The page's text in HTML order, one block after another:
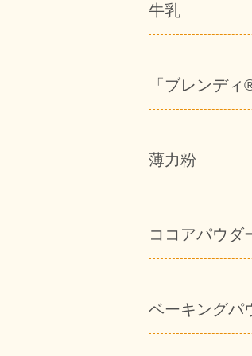
牛乳
「ブレンデ
薄力粉
ココアパウダ
ベーキングパ